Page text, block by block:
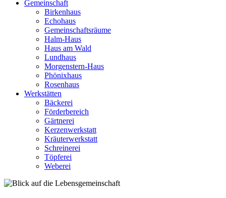
Gemeinschaft
Birkenhaus
Echohaus
Gemeinschaftsräume
Halm-Haus
Haus am Wald
Lundhaus
Morgenstern-Haus
Phönixhaus
Rosenhaus
Werkstätten
Bäckerei
Förderbereich
Gärtnerei
Kerzenwerkstatt
Kräuterwerkstatt
Schreinerei
Töpferei
Weberei